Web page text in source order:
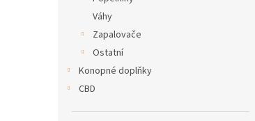
Váhy
Zapalovače
Ostatní
Konopné doplňky
CBD